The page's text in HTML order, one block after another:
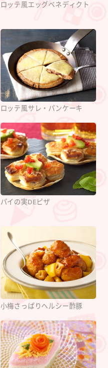
ロッテ風エッグベネディクト
ロッテ風サレ・パンケーキ
パイの実DEピザ
小梅さっぱりヘルシー酢豚